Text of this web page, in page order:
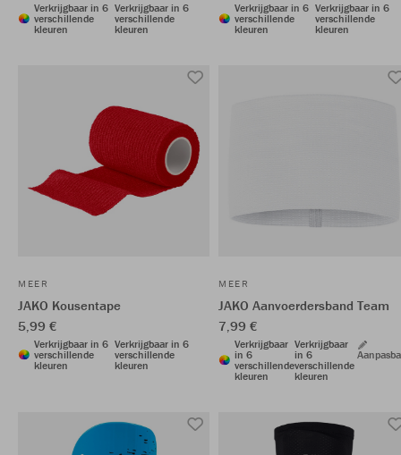
Verkrijgbaar in 6
verschillende
kleuren
Verkrijgbaar in 6
verschillende
kleuren
Verkrijgbaar in 6
verschillende
kleuren
Verkrijgbaar in 6
verschillende
kleuren
MEER
JAKO Kousentape
5,99 €
Verkrijgbaar in 6
verschillende
kleuren
Verkrijgbaar in 6
verschillende
kleuren
MEER
JAKO Aanvoerdersband Team
7,99 €
Verkrijgbaar
in 6
verschillende
kleuren
Verkrijgbaar
in 6
verschillende
kleuren